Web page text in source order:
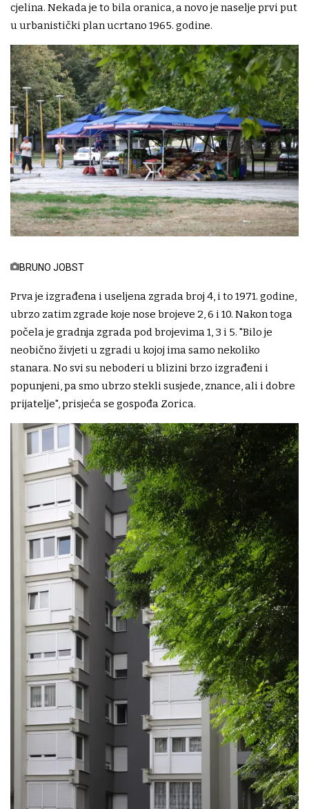
cjelina. Nekada je to bila oranica, a novo je naselje prvi put
u urbanistički plan ucrtano 1965. godine.
BRUNO JOBST
Prva je izgrađena i useljena zgrada broj 4, i to 1971. godine,
ubrzo zatim zgrade koje nose brojeve 2, 6 i 10. Nakon toga
počela je gradnja zgrada pod brojevima 1, 3 i 5. "Bilo je
neobično živjeti u zgradi u kojoj ima samo nekoliko
stanara. No svi su neboderi u blizini brzo izgrađeni i
popunjeni, pa smo ubrzo stekli susjede, znance, ali i dobre
prijatelje", prisjeća se gospođa Zorica.